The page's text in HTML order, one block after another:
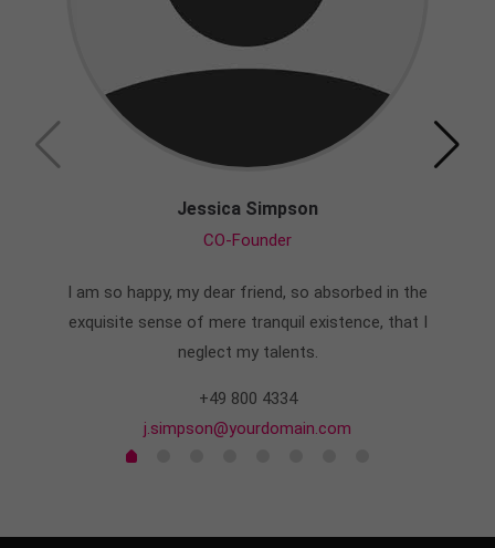
Lorem ipsum dolor sit amet, consectetuer
adipiscing elit.
Aenean commodo ligula eget dolor. Aenean massa.
Cum sociis natoque penatibus et magnis dis
quam felis, ultricies nec.Jessica Simpson
CO-Founder
I am so happy, my dear friend, so absorbed in the
exquisite sense of mere tranquil existence, that I
neglect my talents.
+49 800 4334
j.simpson@yourdomain.com